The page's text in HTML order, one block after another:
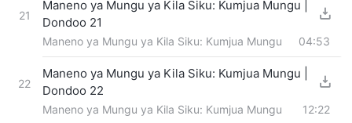
21
Maneno ya Mungu ya Kila Siku: Kumjua Mungu |
Dondoo 21
Maneno ya Mungu ya Kila Siku: Kumjua Mungu 04:53
22
Maneno ya Mungu ya Kila Siku: Kumjua Mungu |
Dondoo 22
Maneno ya Mungu ya Kila Siku: Kumjua Mungu 12:22